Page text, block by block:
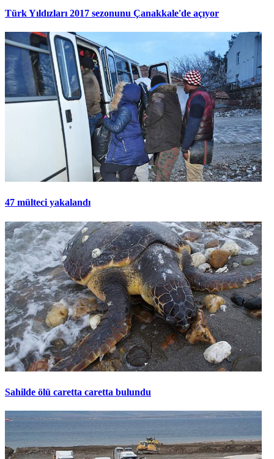
Türk Yıldızları 2017 sezonunu Çanakkale'de açıyor
47 mülteci yakalandı
Sahilde ölü caretta caretta bulundu